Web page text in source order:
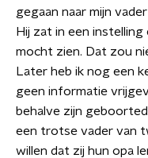
gegaan naar mijn
Hij zat in een
mocht zien. Dat zou
Later heb ik nog een
geen informatie
behalve zijn
een trotse vader van
willen dat zij hun opa